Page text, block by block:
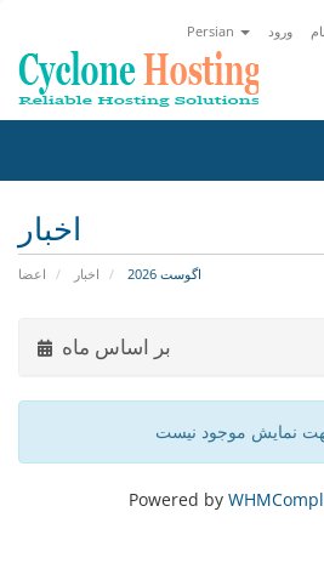
Persian ورود
اخبار
اعضا اخبار اگوست 2026
بر اساس ماه
نمایش موجود نیست
Powered by